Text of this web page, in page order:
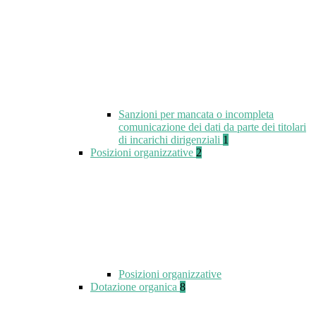
Sanzioni per mancata o incompleta
comunicazione dei dati da parte dei titolari
di incarichi dirigenziali 1
Posizioni organizzative 2
Posizioni organizzative
Dotazione organica 8